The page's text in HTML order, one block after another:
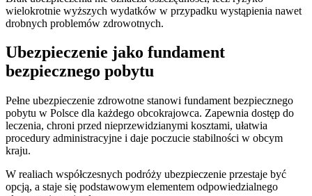
wielokrotnie wyższych wydatków w przypadku wystąpienia nawet
drobnych problemów zdrowotnych.
Ubezpieczenie jako fundament
bezpiecznego pobytu
Pełne ubezpieczenie zdrowotne stanowi fundament bezpiecznego
pobytu w Polsce dla każdego obcokrajowca. Zapewnia dostęp do
leczenia, chroni przed nieprzewidzianymi kosztami, ułatwia
procedury administracyjne i daje poczucie stabilności w obcym
kraju.
W realiach współczesnych podróży ubezpieczenie przestaje być
opcją, a staje się podstawowym elementem odpowiedzialnego